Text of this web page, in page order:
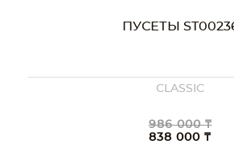
ПУСЕТЫ
CLASSIC
986 000 ₸
838 000 ₸